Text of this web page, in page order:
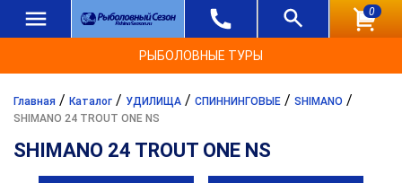
0
РЫБОЛОВНЫЕ ТУРЫ
Главная / Каталог / УДИЛИЩА / СПИННИНГОВЫЕ / SHIMANO /
SHIMANO 24 TROUT ONE NS
SHIMANO 24 TROUT ONE NS